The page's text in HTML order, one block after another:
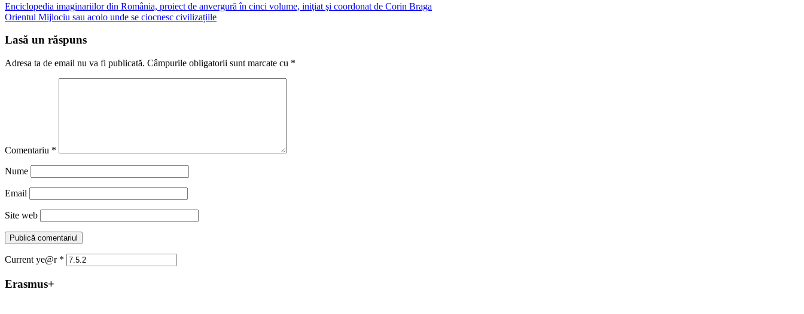
Enciclopedia imaginariilor din România, proiect de anvergură în cinci volume, iniţiat şi coordonat de Corin Braga
Orientul Mijlociu sau acolo unde se ciocnesc civilizațiile
Lasă un răspuns
Adresa ta de email nu va fi publicată. Câmpurile obligatorii sunt marcate cu *
Comentariu *
Nume
Email
Site web
Current ye@r *
Erasmus+